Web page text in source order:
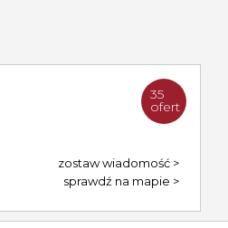
35
ofert
zostaw wiadomość
sprawdź na mapie